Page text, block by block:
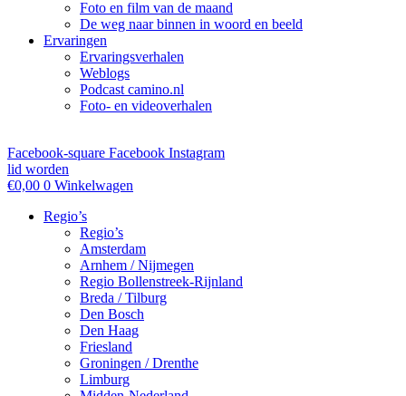
Foto en film van de maand
De weg naar binnen in woord en beeld
Ervaringen
Ervaringsverhalen
Weblogs
Podcast camino.nl
Foto- en videoverhalen
Facebook-square Facebook Instagram
lid worden
€0,00 0 Winkelwagen
Regio’s
Regio’s
Amsterdam
Arnhem / Nijmegen
Regio Bollenstreek-Rijnland
Breda / Tilburg
Den Bosch
Den Haag
Friesland
Groningen / Drenthe
Limburg